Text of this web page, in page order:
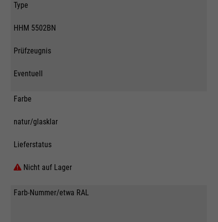
Type
HHM 5502BN
Prüfzeugnis
Eventuell
Farbe
natur/glasklar
Lieferstatus
Nicht auf Lager
Farb-Nummer/etwa RAL